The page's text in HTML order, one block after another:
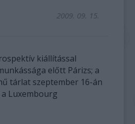
2009. 09. 15.
kiállítással
előtt Párizs; a
tárlat szeptember 16-án
Luxembourg